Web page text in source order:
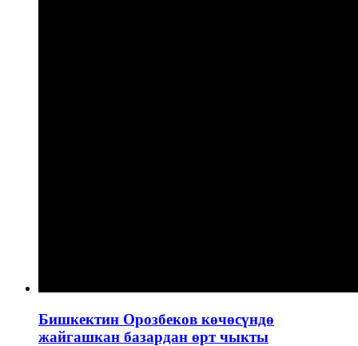
Бишкектин Орозбеков көчөсүндө
жайгашкан базардан өрт чыкты